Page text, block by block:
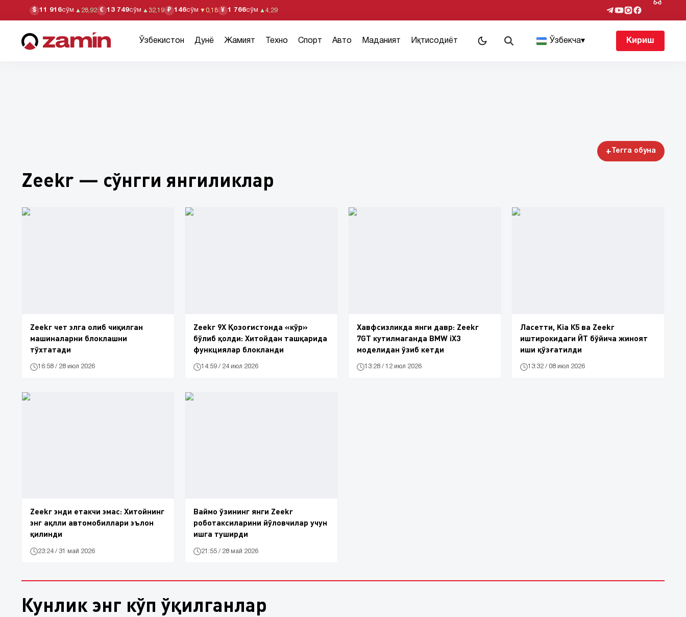
$ 11 916сўм ▲ 28,92 € 13 749сўм ▲ 32,19 ₽ 146сўм ▼ 0,18 ¥ 1 766сўм ▲ 4,29
Ўзбекистон Дунё Жамият Техно Спорт Авто Маданият Иқтисодиёт Ўзбекча▾ Кириш
+ Тегга обуна
Zeekr — сўнгги янгиликлар
Zeekr чет элга олиб чиқилган
машиналарни блоклашни
тўхтатади
16:58 / 28 июл 2026
Zeekr 9X Қозоғистонда «кўр»
бўлиб қолди: Хитойдан ташқарида
функциялар блокланди
14:59 / 24 июл 2026
Хавфсизликда янги давр: Zeekr
7GT кутилмаганда BMW iX3
моделидан ўзиб кетди
13:28 / 12 июл 2026
Ласетти, Kia К5 ва Zeekr
иштирокидаги ЙТ бўйича жиноят
иши қўзғатилди
13:32 / 08 июл 2026
Zeekr энди етакчи эмас: Хитойнинг
энг ақлли автомобиллари эълон
қилинди
23:24 / 31 май 2026
Ваймо ўзининг янги Zeekr
роботаксиларини йўловчилар учун
ишга туширди
21:55 / 28 май 2026
Кунлик энг кўп ўқилганлар